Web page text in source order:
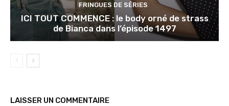
FRINGUES DE SÉRIES
ICI TOUT COMMENCE : le body orné de strass
de Bianca dans l’épisode 1497
LAISSER UN COMMENTAIRE